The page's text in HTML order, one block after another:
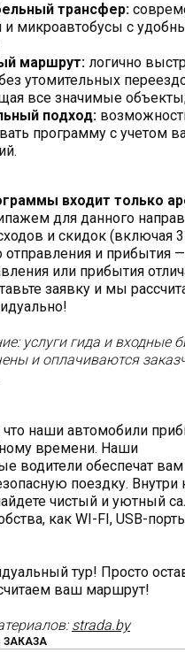
трансфер:
и микроавтобусы с
маршрут: логично
утомительных
все значимые
подход:
программу с учетом
входит только
для данного
и скидок (включая 3
отправления и прибытия
или прибытия
заявку и мы
услуги гида и входные
и оплачиваются
что наши автомобили
времени. Наши
водители обеспечат вам
поездку. Внутри
чистый и уютный
как WI-FI, USB-
тур! Просто
ваш маршрут!
strada.by